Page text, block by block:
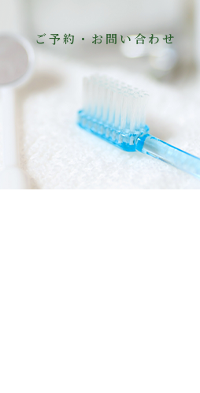
ご予約・お問い合わせ